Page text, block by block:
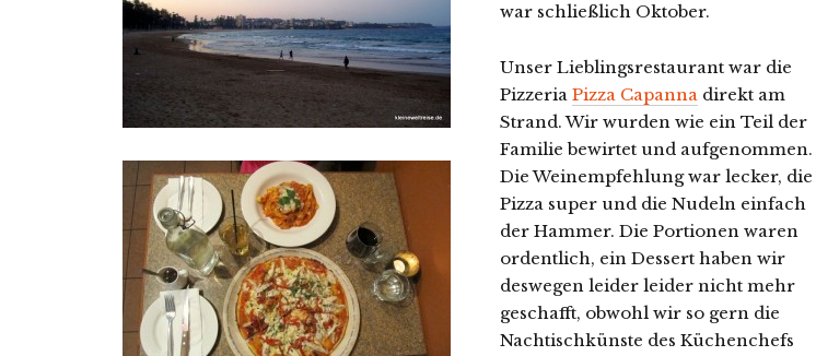
war schließlich Oktober.
Unser Lieblingsrestaurant war die
Pizzeria Pizza Capanna direkt am
Strand. Wir wurden wie ein Teil der
Familie bewirtet und aufgenommen.
Die Weinempfehlung war lecker, die
Pizza super und die Nudeln einfach
der Hammer. Die Portionen waren
ordentlich, ein Dessert haben wir
deswegen leider leider nicht mehr
geschafft, obwohl wir so gern die
Nachtischkünste des Küchenchefs